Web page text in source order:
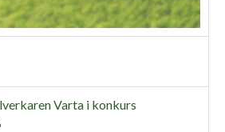
Varta i konkurs